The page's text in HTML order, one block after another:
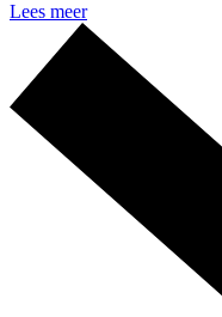
Lees meer